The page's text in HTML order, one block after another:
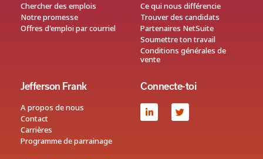
Chercher des emplois
Notre promesse
Offres d'emploi par courriel
Ce qui nous différencie
Trouver des candidats
Partenaires NetSuite
Soumettre ton travail
Conditions générales de
vente
Jefferson Frank
A propos de nous
Contact
Carrières
Programme de parrainage
Connecte-toi